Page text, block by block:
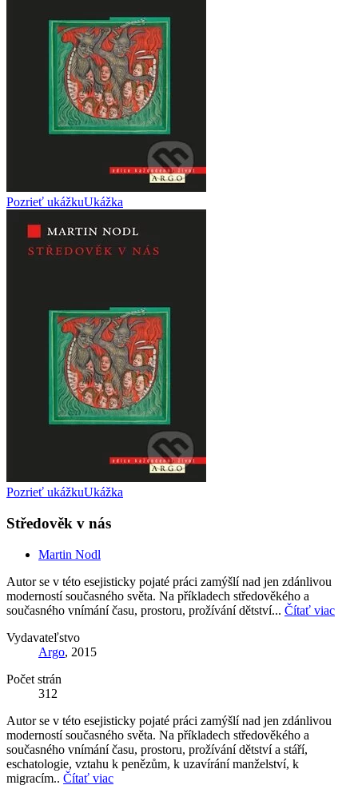
Pozrieť ukážkuUkážka
Pozrieť ukážkuUkážka
Středověk v nás
Martin Nodl
Autor se v této esejisticky pojaté práci zamýšlí nad jen zdánlivou
moderností současného světa. Na příkladech středověkého a
současného vnímání času, prostoru, prožívání dětství... Čítať viac
Vydavateľstvo
Argo, 2015
Počet strán
312
Autor se v této esejisticky pojaté práci zamýšlí nad jen zdánlivou
moderností současného světa. Na příkladech středověkého a
současného vnímání času, prostoru, prožívání dětství a stáří,
eschatologie, vztahu k penězům, k uzavírání manželství, k
migracím.. Čítať viac